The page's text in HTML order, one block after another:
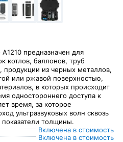
предназначен для
котлов, баллонов, труб
продукции из черных металлов,
или ржавой поверхностью,
в которых происходит
одностороннего доступа к
время, за которое
ультразвуковых волн сквозь
толщины.
Включена в стоимость
Включена в стоимость